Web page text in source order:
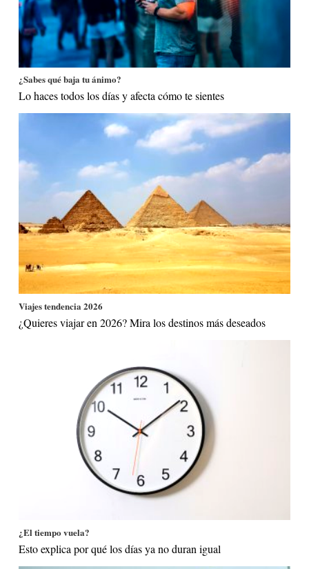
¿Sabes qué baja tu ánimo?
Lo haces todos los días y afecta cómo te sientes
Viajes tendencia 2026
¿Quieres viajar en 2026? Mira los destinos más deseados
¿El tiempo vuela?
Esto explica por qué los días ya no duran igual